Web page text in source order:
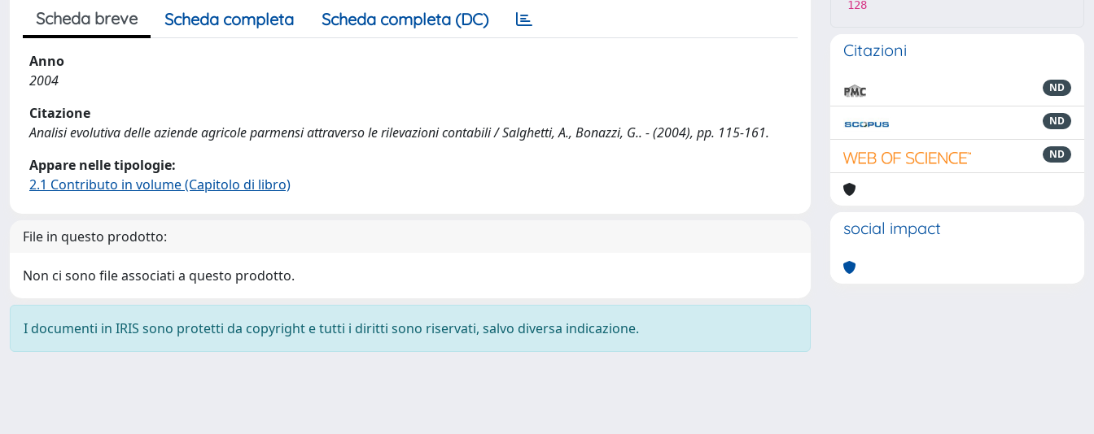
Scheda breve Scheda completa Scheda completa (DC)
Anno
2004
Citazione
Analisi evolutiva delle aziende agricole parmensi attraverso le rilevazioni contabili / Salghetti, A., Bonazzi, G.. - (2004), pp. 115-161.
Appare nelle tipologie:
2.1 Contributo in volume (Capitolo di libro)
File in questo prodotto:
Non ci sono file associati a questo prodotto.
I documenti in IRIS sono protetti da copyright e tutti i diritti sono riservati, salvo diversa indicazione.
128
Citazioni
ND
ND
ND
social impact